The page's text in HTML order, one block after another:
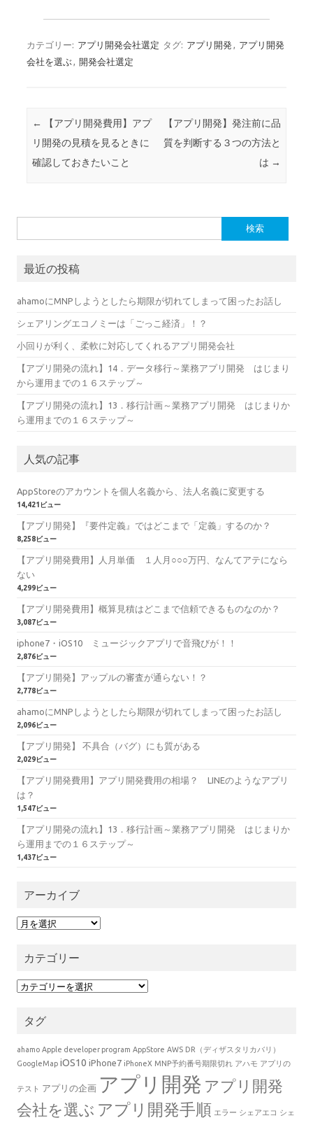
カテゴリー: アプリ開発会社選定 タグ: アプリ開発
アプリ開発
会社を選ぶ
開発会社選定
投稿ナビゲーション
←
【アプリ開発費用】アプ
リ開発の見積を見るときに
確認しておきたいこと
【アプリ開発】発注前に品
質を判断する３つの方法と
は →
最近の投稿
ahamoにMNPしようとしたら期限が切れてしまって困ったお話し
シェアリングエコノミーは「ごっこ経済」！？
小回りが利く、柔軟に対応してくれるアプリ開発会社
【アプリ開発の流れ】14．データ移行～業務アプリ開発 はじまり
から運用までの１６ステップ～
【アプリ開発の流れ】13．移行計画～業務アプリ開発 はじまりか
ら運用までの１６ステップ～
人気の記事
AppStoreのアカウントを個人名義から、法人名義に変更する
14,421ビュー
【アプリ開発】『要件定義』ではどこまで「定義」するのか？
8,258ビュー
【アプリ開発費用】人月単価 １人月○○○万円、なんてアテになら
ない
4,299ビュー
【アプリ開発費用】概算見積はどこまで信頼できるものなのか？
3,087ビュー
iphone7・iOS10 ミュージックアプリで音飛びが！！
2,876ビュー
【アプリ開発】アップルの審査が通らない！？
2,778ビュー
ahamoにMNPしようとしたら期限が切れてしまって困ったお話し
2,096ビュー
【アプリ開発】 不具合（バグ）にも質がある
2,029ビュー
【アプリ開発費用】アプリ開発費用の相場？ LINEのようなアプリ
は？
1,547ビュー
【アプリ開発の流れ】13．移行計画～業務アプリ開発 はじまりか
ら運用までの１６ステップ～
1,437ビュー
アーカイブ
アーカイブ
カテゴリー
カテゴリー
タグ
ahamo Apple developer program AppStore AWS DR（ディザスタリカバリ）
GoogleMap iOS10 iPhone7 iPhoneX MNP予約番号期限切れ アハモ アプリの
テスト アプリの企画 アプリ開発 アプリ開発
会社を選ぶ アプリ開発手順 エラー シェアエコ シェ